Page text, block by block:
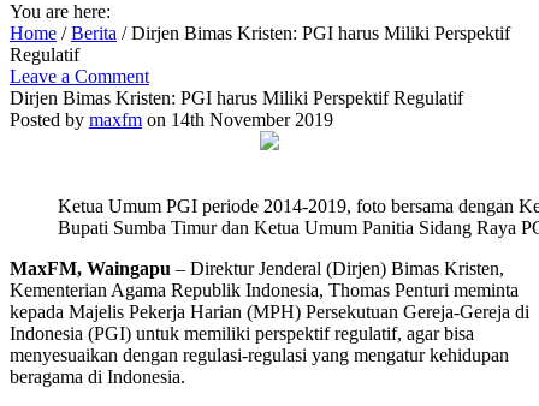
You are here:
Home /Berita /Dirjen Bimas Kristen: PGI harus Miliki Perspektif
Regulatif
Leave a Comment
Dirjen Bimas Kristen: PGI harus Miliki Perspektif Regulatif
Posted by maxfm on 14th November 2019
Ketua Umum PGI periode 2014-2019, foto bersama dengan
Bupati Sumba Timur dan Ketua Umum Panitia Sidang Raya
MaxFM, Waingapu – Direktur Jenderal (Dirjen) Bimas Kristen,
Kementerian Agama Republik Indonesia, Thomas Penturi meminta
kepada Majelis Pekerja Harian (MPH) Persekutuan Gereja-Gereja di
Indonesia (PGI) untuk memiliki perspektif regulatif, agar bisa
menyesuaikan dengan regulasi-regulasi yang mengatur kehidupan
beragama di Indonesia.